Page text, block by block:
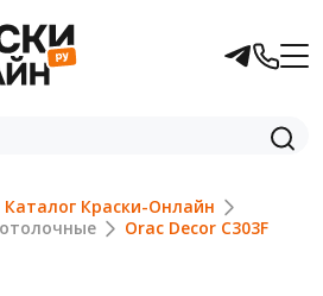
Каталог Краски-Онлайн
Orac Decor C303F